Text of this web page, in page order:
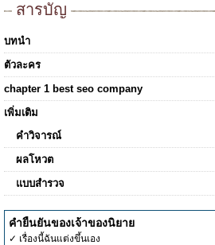
สารบัญ
บทนำ
ตัวละคร
chapter 1 best seo company
เพิ่มเติม
คำวิจารณ์
ผลโหวต
แบบสำรวจ
คำยืนยันของเจ้าของนิยาย
✓ เรื่องนี้ฉันแต่งขึ้นเอง